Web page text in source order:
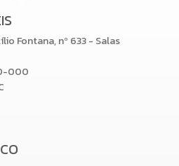
Fontana, nº 633 - Salas
000